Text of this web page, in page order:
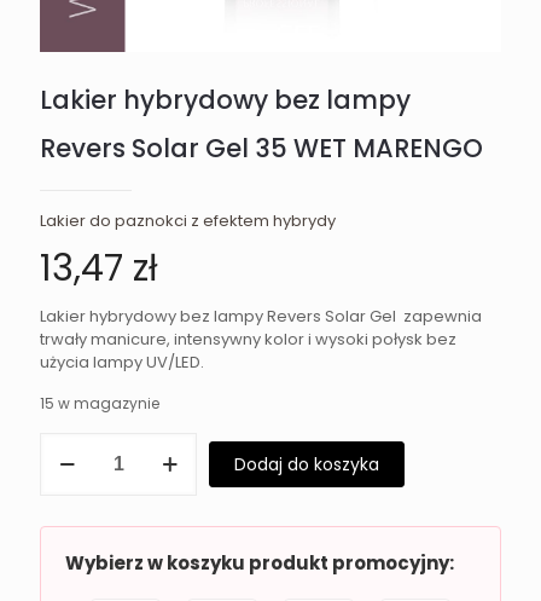
Lakier hybrydowy bez lampy
Revers Solar Gel 35 WET MARENGO
Lakier do paznokci z efektem hybrydy
13,47 zł
Lakier hybrydowy bez lampy Revers Solar Gel zapewnia
trwały manicure, intensywny kolor i wysoki połysk bez
użycia lampy UV/LED.
15 w magazynie
Lakier
lampy
Revers
Dodaj do koszyka
Wybierz w koszyku produkt promocyjny: